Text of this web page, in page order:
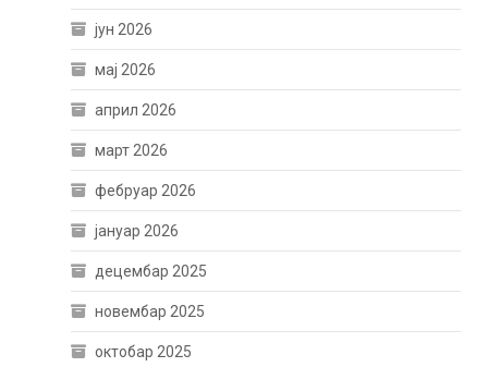
јун 2026
мај 2026
април 2026
март 2026
фебруар 2026
јануар 2026
децембар 2025
новембар 2025
октобар 2025